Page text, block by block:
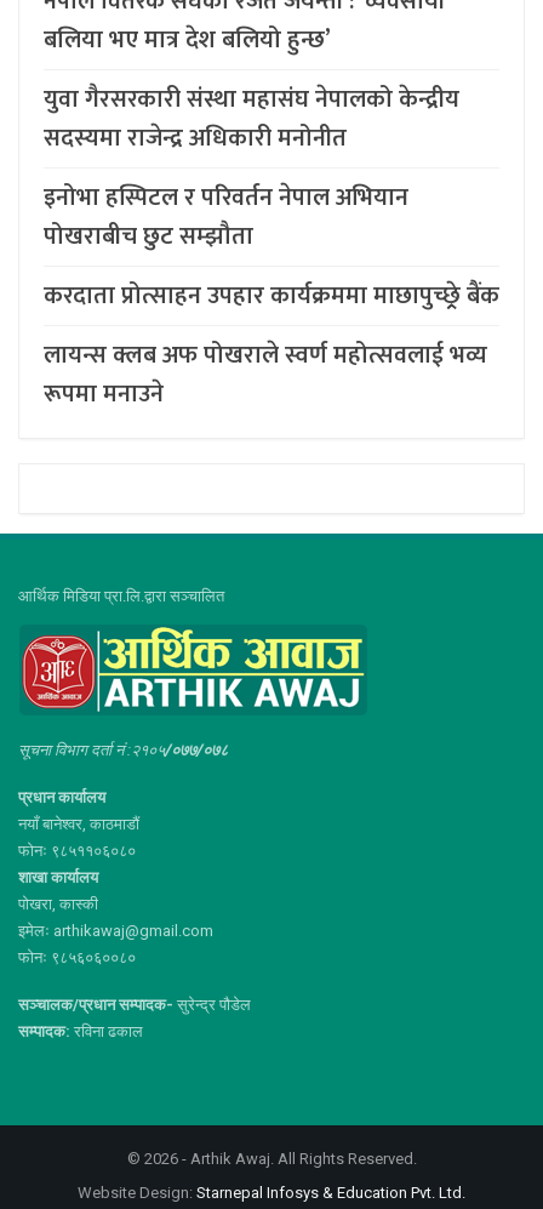
बलिया भए मात्र देश बलियो हुन्छ’
युवा गैरसरकारी संस्था महासंघ नेपालको केन्द्रीय
सदस्यमा राजेन्द्र अधिकारी मनोनीत
इनोभा हस्पिटल र परिवर्तन नेपाल अभियान
पोखराबीच छुट सम्झौता
करदाता प्रोत्साहन उपहार कार्यक्रममा माछापुच्छ्र्रे बैंक
लायन्स क्लब अफ पोखराले स्वर्ण महोत्सवलाई भव्य
रूपमा मनाउने
आर्थिक मिडिया प्रा.लि.द्वारा सञ्चालित
सूचना विभाग दर्ता नं :२१०५/०७७/०७८
प्रधान कार्यालय
नयाँ बानेश्वर, काठमाडौं
फोनः ९८५११०६०८०
शाखा कार्यालय
पोखरा, कास्की
इमेलः arthikawaj@gmail.com
फोनः ९८५६०६००८०
सञ्चालक/प्रधान सम्पादक- सुरेन्द्र पौडेल
सम्पादक: रविना ढकाल
© 2026 - Arthik Awaj. All Rights Reserved.
Website Design: Starnepal Infosys & Education Pvt. Ltd.